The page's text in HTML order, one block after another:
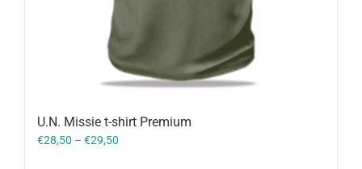
U.N. Missie t-shirt Premium
€28,50 – €29,50